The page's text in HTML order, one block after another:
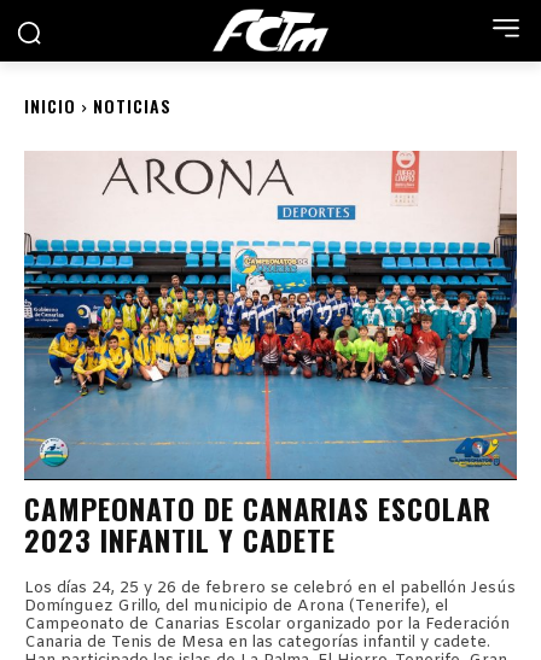
INICIO NOTICIAS
CAMPEONATO DE CANARIAS ESCOLAR
2023 INFANTIL Y CADETE
Los días 24, 25 y 26 de febrero se celebró en el pabellón Jesús
Domínguez Grillo, del municipio de Arona (Tenerife), el
Campeonato de Canarias Escolar organizado por la Federación
Canaria de Tenis de Mesa en las categorías infantil y cadete.